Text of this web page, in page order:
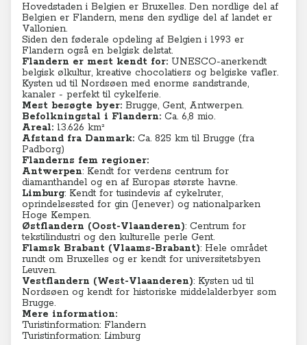
Hovedstaden i Belgien er Bruxelles. Den nordlige del af
Belgien er Flandern, mens den sydlige del af landet er
Vallonien.
Siden den føderale opdeling af Belgien i 1993 er
Flandern også en belgisk delstat.
Flandern er mest kendt for: UNESCO-anerkendt
belgisk ølkultur, kreative chocolatiers og belgiske vafler.
Kysten ud til Nordsøen med enorme sandstrande,
kanaler - perfekt til cykelferie.
Mest besøgte byer: Brugge, Gent, Antwerpen.
Befolkningstal i Flandern: Ca. 6,8 mio.
Areal: 13.626 km²
Afstand fra Danmark: Ca. 825 km til Brugge (fra
Padborg)
Flanderns fem regioner:
Antwerpen: Kendt for verdens centrum for
diamanthandel og en af Europas største havne.
Limburg: Kendt for tusindevis af cykelruter,
oprindelsessted for gin (Jenever) og nationalparken
Hoge Kempen.
Østflandern (Oost-Vlaanderen): Centrum for
tekstilindustri og den kulturelle perle Gent.
Flamsk Brabant (Vlaams-Brabant): Hele området
rundt om Bruxelles og er kendt for universitetsbyen
Leuven.
Vestflandern (West-Vlaanderen): Kysten ud til
Nordsøen og kendt for historiske middelalderbyer som
Brugge.
Mere information:
Turistinformation: Flandern
Turistinformation: Limburg